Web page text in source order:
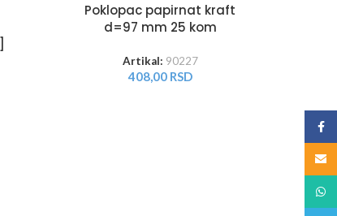
Poklopac papirnat kraft
d=97 mm 25 kom
Artikal: 90227
408,00 RSD
Email